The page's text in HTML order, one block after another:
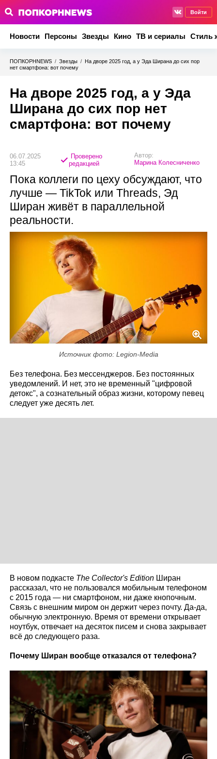
Войти
Новости Персоны Звезды Кино ТВ и сериалы Стиль
ПОПКОРНNEWS / Звезды / На дворе 2025 год, а у Эда Ширана до сих пор
нет смартфона: вот почему
На дворе 2025 год, а у Эда
Ширана до сих пор нет
смартфона: вот почему
06.07.2025
13:45
Проверено
редакцией
Автор:
Марина Колесниченко
Пока коллеги по цеху обсуждают, что
лучше — TikTok или Threads, Эд
Ширан живёт в параллельной
реальности.
Источник фото: Legion-Media
Без телефона. Без мессенджеров. Без постоянных
уведомлений. И нет, это не временный "цифровой
детокс", а сознательный образ жизни, которому певец
следует уже десять лет.
В новом подкасте The Collector's Edition Ширан
рассказал, что не пользовался мобильным телефоном
с 2015 года — ни смартфоном, ни даже кнопочным.
Связь с внешним миром он держит через почту. Да-да,
обычную электронную. Время от времени открывает
ноутбук, отвечает на десяток писем и снова закрывает
всё до следующего раза.
Почему Ширан вообще отказался от телефона?